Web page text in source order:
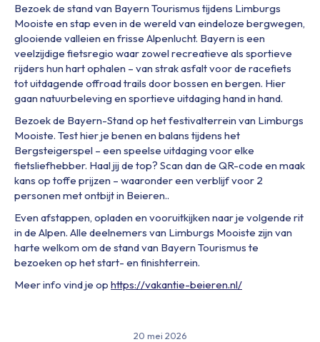
Bezoek de stand van Bayern Tourismus tijdens Limburgs
Mooiste en stap even in de wereld van eindeloze bergwegen,
glooiende valleien en frisse Alpenlucht. Bayern is een
veelzijdige fietsregio waar zowel recreatieve als sportieve
rijders hun hart ophalen – van strak asfalt voor de racefiets
tot uitdagende offroad trails door bossen en bergen. Hier
gaan natuurbeleving en sportieve uitdaging hand in hand.
Bezoek de Bayern-Stand op het festivalterrein van Limburgs
Mooiste. Test hier je benen en balans tijdens het
Bergsteigerspel – een speelse uitdaging voor elke
fietsliefhebber. Haal jij de top? Scan dan de QR-code en maak
kans op toffe prijzen – waaronder een verblijf voor 2
personen met ontbijt in Beieren..
Even afstappen, opladen en vooruitkijken naar je volgende rit
in de Alpen. Alle deelnemers van Limburgs Mooiste zijn van
harte welkom om de stand van Bayern Tourismus te
bezoeken op het start- en finishterrein.
Meer info vind je op https://vakantie-beieren.nl/
20 mei 2026